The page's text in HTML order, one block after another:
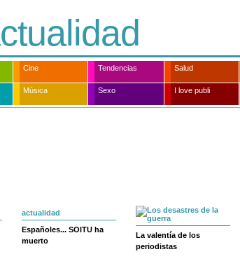
Cine Tendencias Salud
Música Sexo I love publi
actualidad
Españoles... SOITU ha
muerto
La valentía de los
periodistas